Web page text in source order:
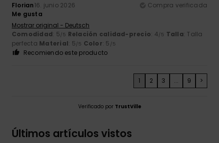
Florian16. junio 2026
Compra verificada
Me gusta
Mostrar original - Deutsch
Comodidad: 5 /5 Relación calidad-precio: 4 /5 Talla: Talla
perfecta Material: 5 /5 Color: 5 /5
Recomiendo este producto
1 2 3 ... 9 >
Verificado por TrustVille
Últimos artículos vistos